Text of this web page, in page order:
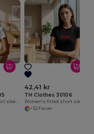
42,41 kr
TH Clothes 30106
+32 Farver